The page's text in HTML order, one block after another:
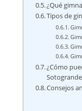
¿Qué
Tipos de
¿Cómo
Consejos